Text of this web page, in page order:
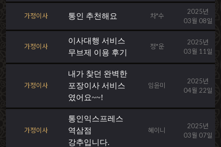
가정이사 통인 추천해요 차*수
2025년
03월 08일
가정이사
이사대행 서비스
무브제 이용 후기
정*운
2025년
03월 11일
가정이사
내가 찾던 완벽한
포장이사 서비스
였어요~~!
임윤미
2025년
04월 22일
가정이사
통인익스프레스
역삼점
강추입니다.
혜이니
2025년
03월 07일